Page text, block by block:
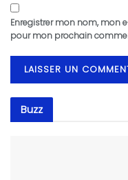
Enregistrer mon nom, mon
pour mon prochain
Buzz